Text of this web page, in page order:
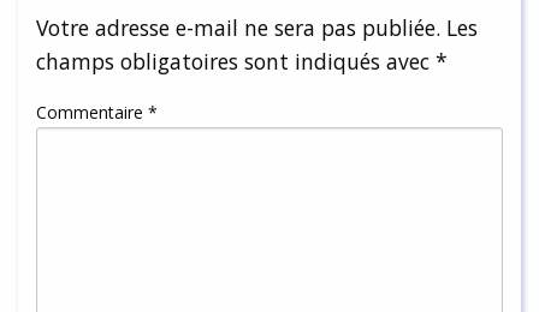
Votre adresse e-mail ne sera pas publiée. Les
champs obligatoires sont indiqués avec *
Commentaire *